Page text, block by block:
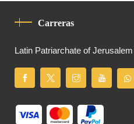
Carreras
Latin Patriarchate of Jerusalem